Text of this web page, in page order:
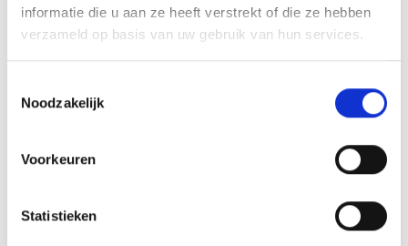
informatie die u aan ze heeft verstrekt of die ze hebben
verzameld op basis van uw gebruik van hun services.
Noodzakelijk
Voorkeuren
Statistieken